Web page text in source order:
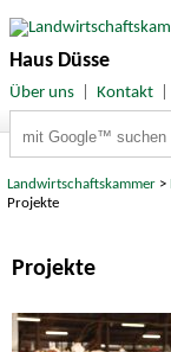
Haus Düsse
Über uns| Kontakt|
Landwirtschaftskammer >
Projekte
Projekte